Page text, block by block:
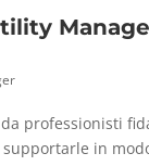
professionisti
in